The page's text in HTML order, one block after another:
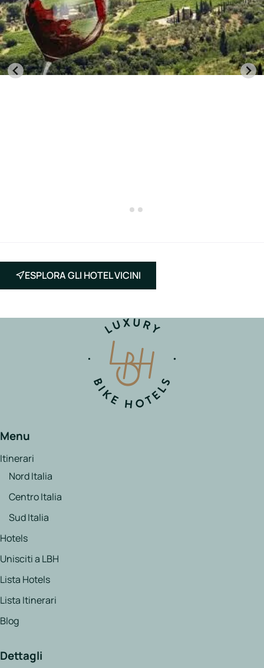
ESPLORA GLI HOTEL VICINI
Menu
Itinerari
Nord Italia
Centro Italia
Sud Italia
Hotels
Unisciti a LBH
Lista Hotels
Lista Itinerari
Blog
Dettagli